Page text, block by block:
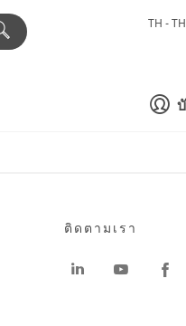
TH - TH
ติดตามเรา